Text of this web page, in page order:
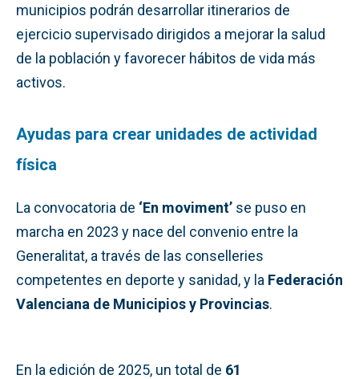
municipios podrán desarrollar itinerarios de
ejercicio supervisado dirigidos a mejorar la salud
de la población y favorecer hábitos de vida más
activos.
Ayudas para crear unidades de actividad
física
La convocatoria de ‘En moviment’ se puso en
marcha en 2023 y nace del convenio entre la
Generalitat, a través de las conselleries
competentes en deporte y sanidad, y la Federación
Valenciana de Municipios y Provincias.
En la edición de 2025, un total de 61